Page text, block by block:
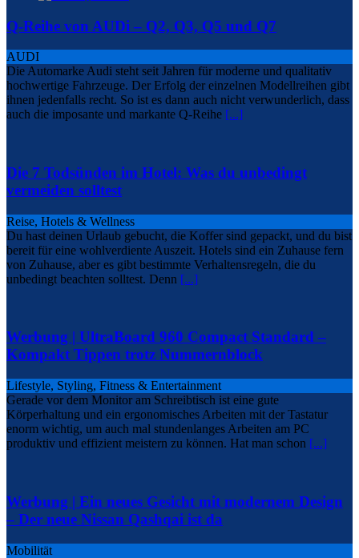
Q-Reihe von AUDi – Q2, Q3, Q5 und Q7
AUDI
Die Automarke Audi steht seit Jahren für moderne und qualitativ
hochwertige Fahrzeuge. Der Erfolg der einzelnen Modellreihen gibt
ihnen jedenfalls recht. So ist es dann auch nicht verwunderlich, dass
auch die imposante und markante Q-Reihe [...]
Die 7 Todsünden im Hotel: Was du unbedingt
vermeiden solltest
Reise, Hotels & Wellness
Du hast deinen Urlaub gebucht, die Koffer sind gepackt, und du bist
bereit für eine wohlverdiente Auszeit. Hotels sind ein Zuhause fern
von Zuhause, aber es gibt bestimmte Verhaltensregeln, die du
unbedingt beachten solltest. Denn [...]
Werbung | UltraBoard 960 Compact Standard –
Kompakt Tippen trotz Nummernblock
Lifestyle, Styling, Fitness & Entertainment
Gerade vor dem Monitor am Schreibtisch ist eine gute
Körperhaltung und ein ergonomisches Arbeiten mit der Tastatur
enorm wichtig, um auch mal stundenlanges Arbeiten am PC
produktiv und effizient meistern zu können. Hat man schon [...]
Werbung | Ein neues Gesicht mit modernem Design
– Der neue Nissan Qashqai ist da
Mobilität